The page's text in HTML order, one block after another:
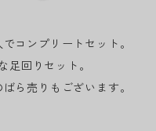
コンプリートセット。
足回りセット。
ら売りもございます。